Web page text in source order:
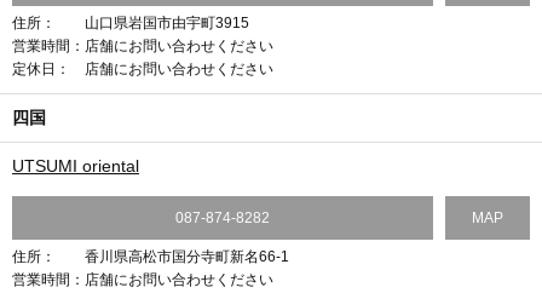
住所：
山口県岩国市由宇町3915
営業時間： 店舗にお問い合わせください
定休日：
店舗にお問い合わせください
四国
UTSUMI oriental
087-874-8282 MAP
住所：
香川県高松市国分寺町新名66-1
営業時間： 店舗にお問い合わせください